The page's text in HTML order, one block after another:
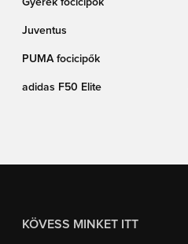
Juventus
PUMA focicipők
adidas F50 Elite
KÖVESS MINKET ITT